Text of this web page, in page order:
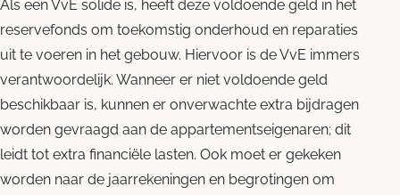
Als een VvE solide is, heeft deze voldoende geld in het
reservefonds om toekomstig onderhoud en reparaties
uit te voeren in het gebouw. Hiervoor is de VvE immers
verantwoordelijk. Wanneer er niet voldoende geld
beschikbaar is, kunnen er onverwachte extra bijdragen
worden gevraagd aan de appartementseigenaren; dit
leidt tot extra financiële lasten. Ook moet er gekeken
worden naar de jaarrekeningen en begrotingen om